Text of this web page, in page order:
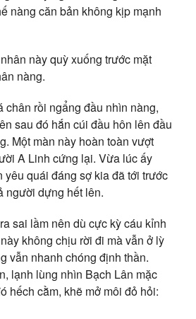
nàng căn bản không kịp mạnh
này quỳ xuống trước mặt
nàng.
chân rồi ngẩng đầu nhìn nàng,
sau đó hắn cúi đầu hôn lên đầu
Một màn này hoàn toàn vượt
A Linh cứng lại. Vừa lúc ấy
yêu quái đáng sợ kia đã tới trước
người dựng hết lên.
sai lầm nên dù cực kỳ cáu kỉnh
không chịu rời đi mà vẫn ở lỳ
vẫn nhanh chóng định thần.
lạnh lùng nhìn Bạch Lân mặc
hếch cằm, khẽ mở môi đỏ hỏi: